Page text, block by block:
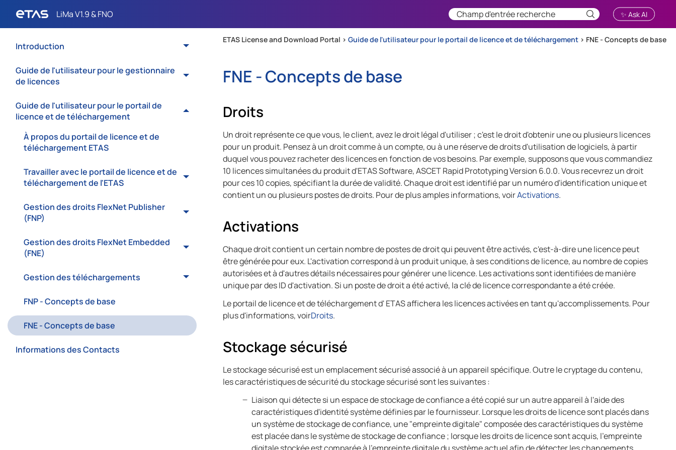
✨ Ask AI
Introduction
Guide de l'utilisateur pour le gestionnaire
de licences
Guide de l'utilisateur pour le portail de
licence et de téléchargement
À propos du portail de licence et de
téléchargement ETAS
Travailler avec le portail de licence et de
téléchargement de l'ETAS
Gestion des droits FlexNet Publisher
(FNP)
Gestion des droits FlexNet Embedded
(FNE)
Gestion des téléchargements
FNP - Concepts de base
FNE - Concepts de base
Informations des Contacts
ETAS License and Download Portal > Guide de l'utilisateur pour le portail de licence et de téléchargement > FNE - Concepts de base
FNE - Concepts de base
Droits
Un droit représente ce que vous, le client, avez le droit légal d'utiliser ; c'est le droit d'obtenir une ou plusieurs licences
pour un produit. Pensez à un droit comme à un compte, ou à une réserve de droits d'utilisation de logiciels, à partir
duquel vous pouvez racheter des licences en fonction de vos besoins. Par exemple, supposons que vous commandiez
10 licences simultanées du produit d'ETAS Software, ASCET Rapid Prototyping Version 6.0.0. Vous recevrez un droit
pour ces 10 copies, spécifiant la durée de validité. Chaque droit est identifié par un numéro d'identification unique et
contient un ou plusieurs postes de droits. Pour de plus amples informations, voirActivations.
Activations
Chaque droit contient un certain nombre de postes de droit qui peuvent être activés, c'est-à-dire une licence peut
être générée pour eux. L'activation correspond à un produit unique, à ses conditions de licence, au nombre de copies
autorisées et à d'autres détails nécessaires pour générer une licence. Les activations sont identifiées de manière
unique par des ID d'activation. Si un poste de droit a été activé, la clé de licence correspondante a été créée.
Le portail de licence et de téléchargement d' ETAS affichera les licences activées en tant qu'accomplissements. Pour
plus d'informations, voirDroits.
Stockage sécurisé
Le stockage sécurisé est un emplacement sécurisé associé à un appareil spécifique. Outre le cryptage du contenu,
les caractéristiques de sécurité du stockage sécurisé sont les suivantes :
Liaison qui détecte si un espace de stockage de confiance a été copié sur un autre appareil à l'aide des
caractéristiques d'identité système définies par le fournisseur. Lorsque les droits de licence sont placés dans
un système de stockage de confiance, une "empreinte digitale" composée des caractéristiques du système
est placée dans le système de stockage de confiance ; lorsque les droits de licence sont acquis, l'empreinte